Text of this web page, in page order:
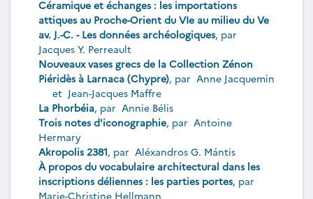
Céramique et échanges : les importations
attiques au Proche-Orient du VIe au milieu du Ve
av. J.-C. - Les données archéologiques, par
Jacques Y. Perreault
Nouveaux vases grecs de la Collection Zénon
Piéridès à Larnaca (Chypre), par Anne Jacquemin
et Jean-Jacques Maffre
La Phorbéia, par Annie Bélis
Trois notes d'iconographie, par Antoine
Hermary
Akropolis 2381, par Aléxandros G. Mántis
À propos du vocabulaire architectural dans les
inscriptions déliennes : les parties portes, par
Marie-Christine Hellmann